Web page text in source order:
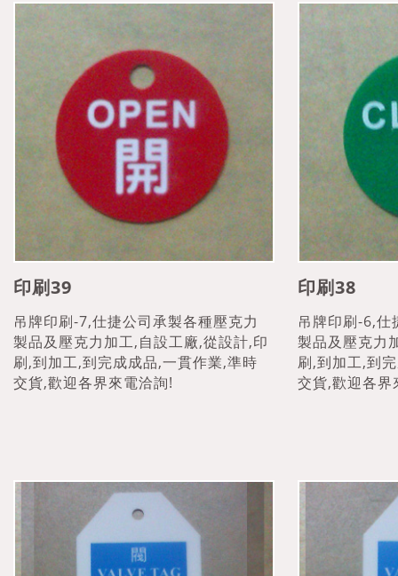
印刷39
吊牌印刷-7,仕捷公司承製各種壓克力
製品及壓克力加工,自設工廠,從設計,印
刷,到加工,到完成成品,一貫作業,準時
交貨,歡迎各界來電洽詢!
印刷38
吊牌印刷-6,仕
製品及壓克力
刷,到加工,到
交貨,歡迎各界